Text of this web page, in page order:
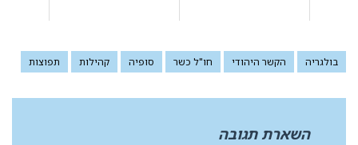
בולגריה הקשר היהודי חו"ל כשר סופיה קהילות תפוצות
השארת תגובה